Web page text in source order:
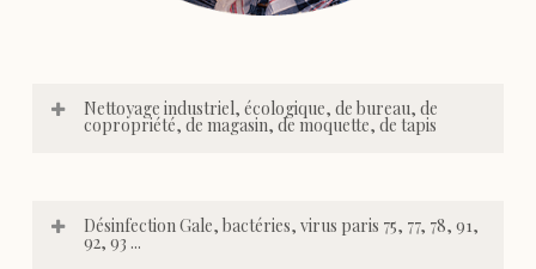
Nettoyage industriel, écologique, de bureau, de
copropriété, de magasin, de moquette, de tapis
Désinfection Gale, bactéries, virus paris 75, 77, 78, 91,
92, 93 ...